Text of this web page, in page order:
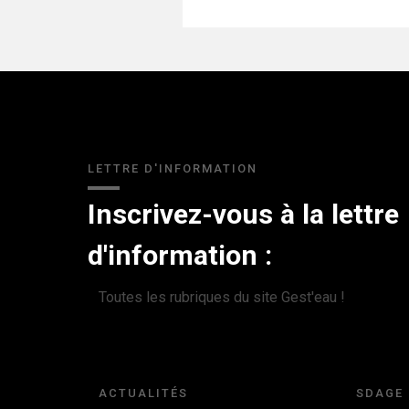
LETTRE D'INFORMATION
Inscrivez-vous à la lettre
d'information :
Toutes les rubriques du site Gest'eau !
ACTUALITÉS SDAGE